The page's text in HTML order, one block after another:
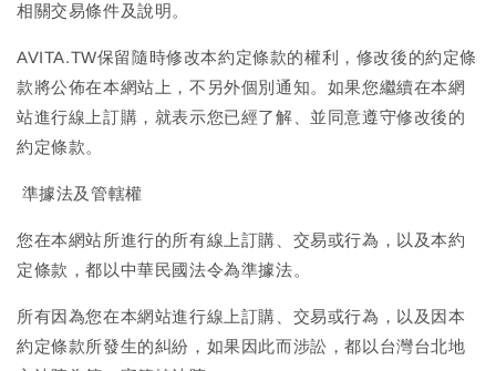
相關交易條件及說明。
AVITA.TW保留隨時修改本約定條款的權利，修改後的約定條
款將公佈在本網站上，不另外個別通知。如果您繼續在本網
站進行線上訂購，就表示您已經了解、並同意遵守修改後的
約定條款。
準據法及管轄權
您在本網站所進行的所有線上訂購、交易或行為，以及本約
定條款，都以中華民國法令為準據法。
所有因為您在本網站進行線上訂購、交易或行為，以及因本
約定條款所發生的糾紛，如果因此而涉訟，都以台灣台北地